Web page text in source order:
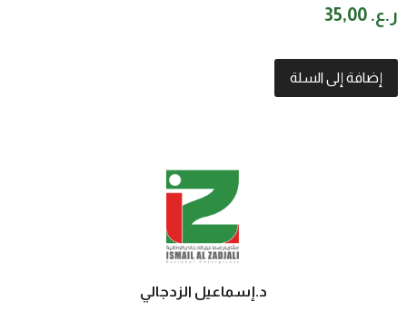
ر.ع.
إضافة إلى السلة
د.إسماعيل الزدجالي